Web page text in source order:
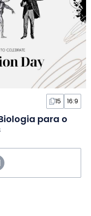
15 16:9
para o